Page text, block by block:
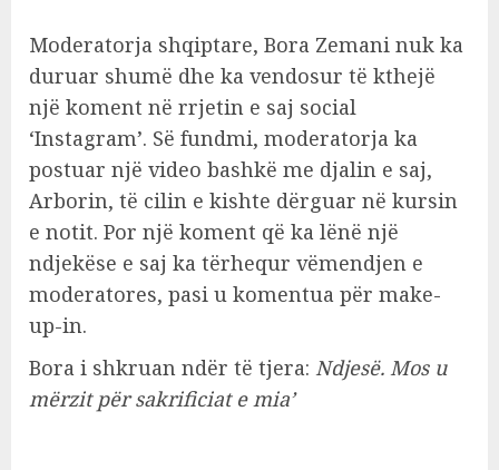
Moderatorja shqiptare, Bora Zemani nuk ka
duruar shumë dhe ka vendosur të kthejë
një koment në rrjetin e saj social
‘Instagram’. Së fundmi, moderatorja ka
postuar një video bashkë me djalin e saj,
Arborin, të cilin e kishte dërguar në kursin
e notit. Por një koment që ka lënë një
ndjekëse e saj ka tërhequr vëmendjen e
moderatores, pasi u komentua për make-
up-in.
Bora i shkruan ndër të tjera: Ndjesë. Mos u
mërzit për sakrificiat e mia’